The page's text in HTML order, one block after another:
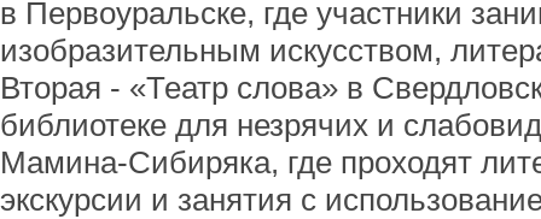
в Первоуральске, где участники
изобразительным искусством,
Вторая - «Театр слова» в
библиотеке для незрячих и
Мамина-Сибиряка, где проходят
экскурсии и занятия с